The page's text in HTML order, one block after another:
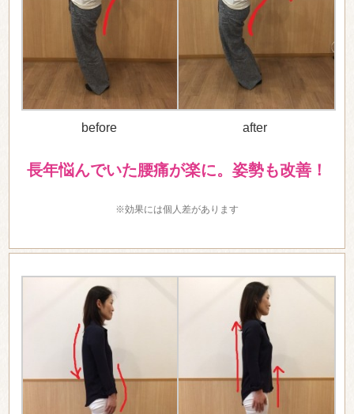
before after
長年悩んでいた腰痛が楽に。姿勢も改善！
※効果には個人差があります